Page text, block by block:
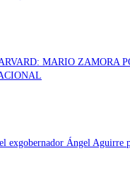
MARIO ZAMORA
exgobernador Ángel Aguirre